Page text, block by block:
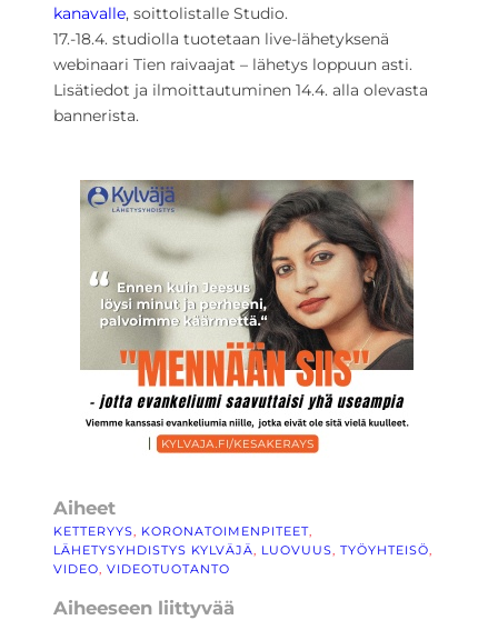
kanavalle, soittolistalle Studio.
17.-18.4. studiolla tuotetaan live-lähetyksenä
webinaari Tien raivaajat – lähetys loppuun asti.
Lisätiedot ja ilmoittautuminen 14.4. alla olevasta
bannerista.
Aiheet
KETTERYYS, KORONATOIMENPITEET
LÄHETYSYHDISTYS KYLVÄJÄ, LUOVUUS, TYÖYHTEISÖ
VIDEO, VIDEOTUOTANTO
Aiheeseen liittyvää